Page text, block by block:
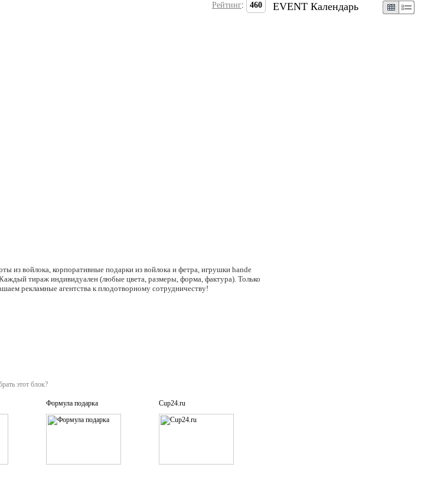
Рейтинг: 460
из войлока, корпоративные подарки из войлока и фетра, игрушки hande
тираж индивидуален (любые цвета, размеры, форма, фактура). Только
рекламные агентства к плодотворному сотрудничеству!
этот блок?
Формула подарка Cup24.ru
EVENT Календарь